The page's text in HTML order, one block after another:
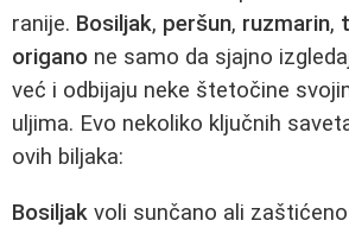
ranije. Bosiljak, peršun, ruzmarin,
origano ne samo da sjajno
već i odbijaju neke štetočine
uljima. Evo nekoliko ključnih
ovih biljaka:
Bosiljak voli sunčano ali